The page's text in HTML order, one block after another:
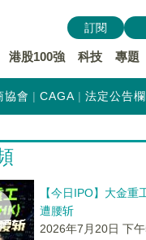
港股100強 科技 專題
訂閱
協會 CAGA 法定公告欄
【今日IPO】大金重
遭腰斩
2026年7月20日 下